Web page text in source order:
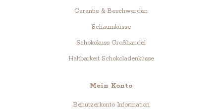
Garantie & Beschwerden
Schaumküsse
Schokokuss Großhandel
Haltbarkeit Schokoladenküsse
Mein Konto
Benutzerkonto Information